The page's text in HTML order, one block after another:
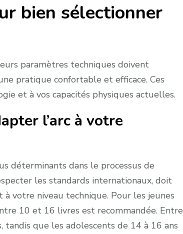
bien sélectionner
paramètres techniques doivent
pratique confortable et efficace. Ces
et à vos capacités physiques actuelles.
l’arc à votre
déterminants dans le processus de
les standards internationaux, doit
votre niveau technique. Pour les jeunes
10 et 16 livres est recommandée. Entre
que les adolescents de 14 à 16 ans